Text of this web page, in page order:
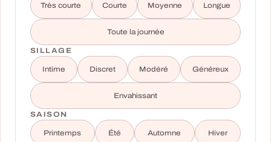
Très courte Courte Moyenne Longue
Toute la journée
SILLAGE
Intime Discret Modéré Généreux
Envahissant
SAISON
Printemps Été Automne Hiver